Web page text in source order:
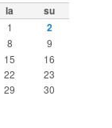
la su
1 2
8
9
15
16
22
23
29
30